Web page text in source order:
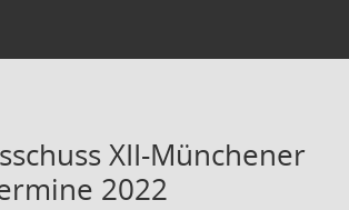
XII-Münchener
2022